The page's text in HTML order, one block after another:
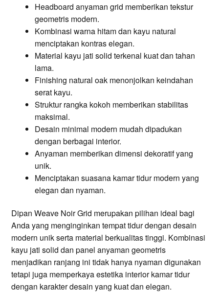
Headboard anyaman grid memberikan tekstur
geometris modern.
Kombinasi warna hitam dan kayu natural
menciptakan kontras elegan.
Material kayu jati solid terkenal kuat dan tahan
lama.
Finishing natural oak menonjolkan keindahan
serat kayu.
Struktur rangka kokoh memberikan stabilitas
maksimal.
Desain minimal modern mudah dipadukan
dengan berbagai interior.
Anyaman memberikan dimensi dekoratif yang
unik.
Menciptakan suasana kamar tidur modern yang
elegan dan nyaman.
Dipan Weave Noir Grid merupakan pilihan ideal bagi
Anda yang menginginkan tempat tidur dengan desain
modern unik serta material berkualitas tinggi. Kombinasi
kayu jati solid dan panel anyaman geometris
menjadikan ranjang ini tidak hanya nyaman digunakan
tetapi juga memperkaya estetika interior kamar tidur
dengan karakter desain yang kuat dan elegan.